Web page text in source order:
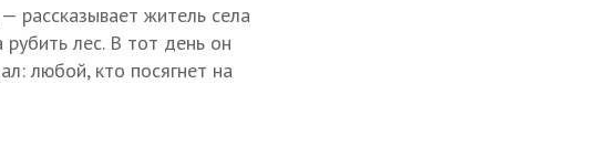
— рассказывает житель села
лес. В тот день он
любой, кто посягнет на